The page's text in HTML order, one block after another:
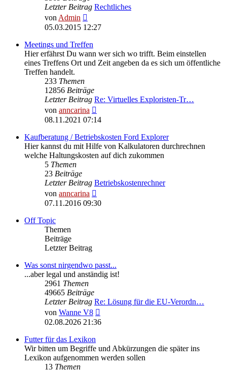
Letzter Beitrag Rechtliches
vonAdmin
Beitrag
05.03.2015 12:27
Meetings und Treffen
Hier erfährst Du wann wer sich wo trifft. Beim einstellen
eines Treffens Ort und Zeit angeben da es sich um öffentliche
Treffen handelt.
233 Themen
12856 Beiträge
Letzter Beitrag Re: Virtuelles Exploristen-Tr…
von anncarina
Beitrag
08.11.2021 07:14
Kaufberatung / Betriebskosten Ford Explorer
Hier kannst du mit Hilfe von Kalkulatoren durchrechnen
welche Haltungskosten auf dich zukommen
5 Themen
23 Beiträge
Letzter Beitrag Betriebskostenrechner
von anncarina
Beitrag
07.11.2016 09:30
Off Topic
Themen
Beiträge
Letzter Beitrag
Was sonst nirgendwo passt...
...aber legal und anständig ist!
2961 Themen
49665 Beiträge
Letzter Beitrag Re: Lösung für die EU‑Verordn…
von Wanne V8
Beitrag
02.08.2026 21:36
Futter für das Lexikon
Wir bitten um Begriffe und Abkürzungen die später ins
Lexikon aufgenommen werden sollen
13 Themen